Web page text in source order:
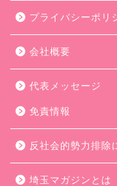
プライバシーポリ
会社概要
代表メッセージ
免責情報
反社会的勢力排除
埼玉マガジンとは